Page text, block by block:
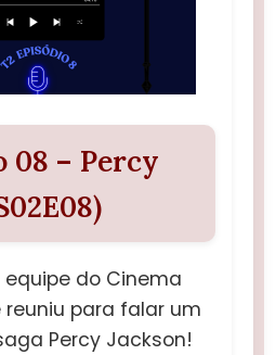
08 – Percy
do Cinema
para falar um
Percy Jackson!